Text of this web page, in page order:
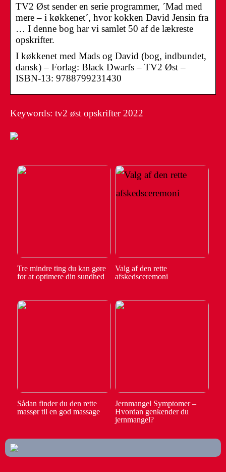
TV2 Øst sender en serie programmer, ´Mad med
mere – i køkkenet´, hvor kokken David Jensin fra
… I denne bog har vi samlet 50 af de lækreste
opskrifter.
I køkkenet med Mads og David (bog, indbundet,
dansk) – Forlag: Black Dwarfs – TV2 Øst –
ISBN-13: 9788799231430
Keywords: tv2 øst opskrifter 2022
Tre mindre ting du kan gøre
for at optimere din sundhed
Valg af den rette
afskedsceremoni
Sådan finder du den rette
massør til en god massage
Jernmangel Symptomer –
Hvordan genkender du
jernmangel?